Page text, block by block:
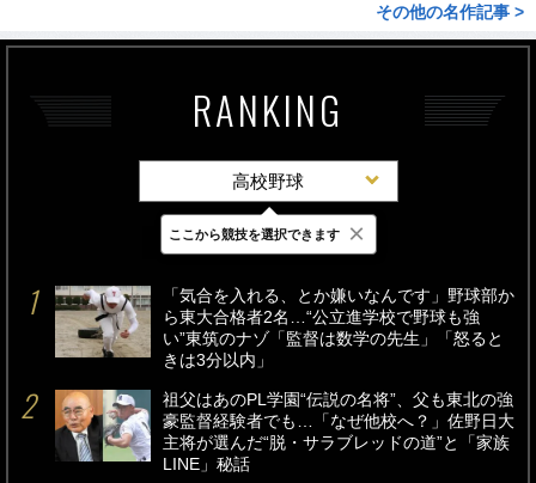
その他の名作記事 >
RANKING
高校野球
最新 24時間 週間
「気合を入れる、とか嫌いなんです」野球部か
ら東大合格者2名…“公立進学校で野球も強
い”東筑のナゾ「監督は数学の先生」「怒ると
きは3分以内」
祖父はあのPL学園“伝説の名将”、父も東北の強
豪監督経験者でも…「なぜ他校へ？」佐野日大
主将が選んだ“脱・サラブレッドの道”と「家族
LINE」秘話
ここから競技を選択できます ×